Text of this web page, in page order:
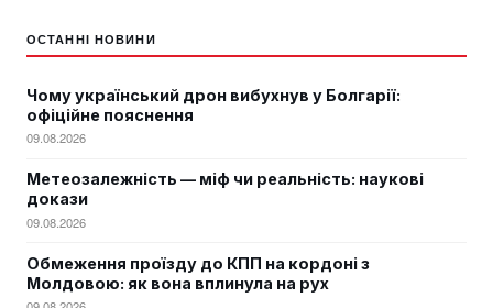
ОСТАННІ НОВИНИ
Чому український дрон вибухнув у Болгарії:
офіційне пояснення
09.08.2026
Метеозалежність — міф чи реальність: наукові
докази
09.08.2026
Обмеження проїзду до КПП на кордоні з
Молдовою: як вона вплинула на рух